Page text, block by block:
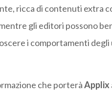
ricca di contenuti extra
gli editori possono
i comportamenti
che porteràApplix